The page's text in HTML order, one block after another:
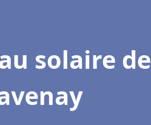
solaire de